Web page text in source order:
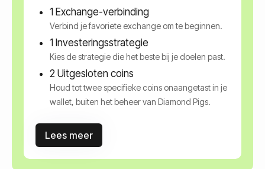
1 Exchange-verbinding
Verbind je favoriete exchange om te beginnen.
1 Investeringsstrategie
Kies de strategie die het beste bij je doelen past.
2 Uitgesloten coins
Houd tot twee specifieke coins onaangetast in je
wallet, buiten het beheer van Diamond Pigs.
Lees meer